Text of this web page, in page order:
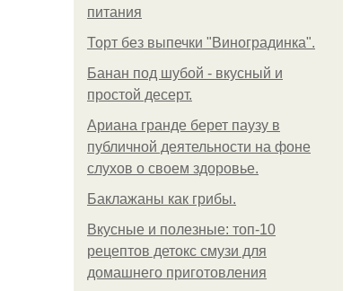
питания
Торт без выпечки "Виноградинка".
Банан под шубой - вкусный и
простой десерт.
Ариана гранде берет паузу в
публичной деятельности на фоне
слухов о своем здоровье.
Баклажаны как грибы.
Вкусные и полезные: топ-10
рецептов детокс смузи для
домашнего приготовления